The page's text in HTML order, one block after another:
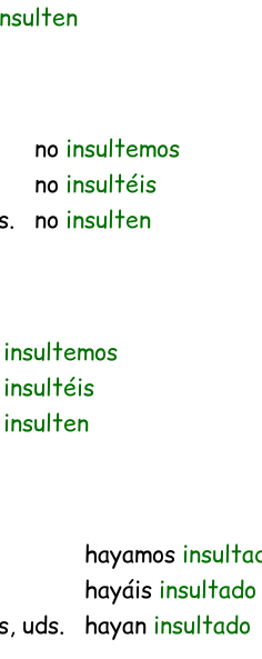
no insultemos
no insultéis
no insulten
insultemos
insultéis
insulten
hayamos
hayáis insultado
uds.
hayan insultado